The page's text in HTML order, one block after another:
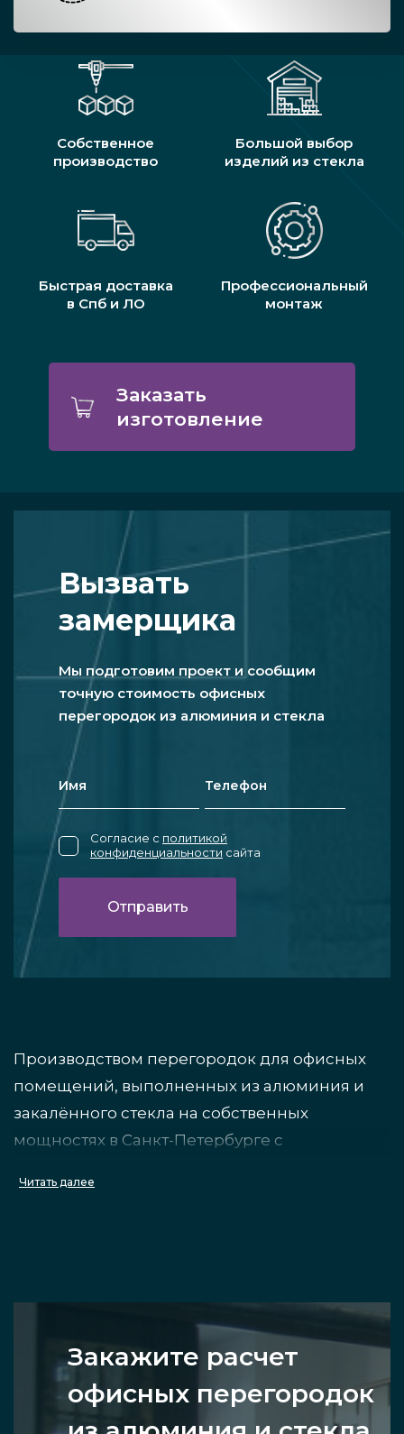
Собственное
производство
Большой выбор
изделий из стекла
Быстрая доставка
в Спб и ЛО
Профессиональный
монтаж
Заказать
изготовление
Вызвать
замерщика
Мы подготовим проект и сообщим
точную стоимость офисных
перегородок из алюминия и стекла
Согласие с политикой
конфиденциальности сайта
Читать далее
Производством перегородок для офисных
помещений, выполненных из алюминия и
закалённого стекла на собственных
мощностях в Санкт-Петербурге с
визуальное расширение пространства
офисных помещений за счёт
светопроницаемости стекла;
повышенная прочность, несмотря на
Закажите расчет
офисных перегородок